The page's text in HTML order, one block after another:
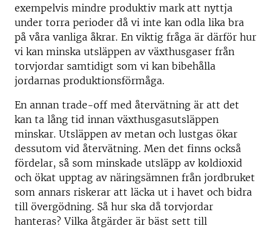
exempelvis mindre produktiv mark att nyttja
under torra perioder då vi inte kan odla lika bra
på våra vanliga åkrar. En viktig fråga är därför hur
vi kan minska utsläppen av växthusgaser från
torvjordar samtidigt som vi kan bibehålla
jordarnas produktionsförmåga.
En annan trade-off med återvätning är att det
kan ta lång tid innan växthusgasutsläppen
minskar. Utsläppen av metan och lustgas ökar
dessutom vid återvätning. Men det finns också
fördelar, så som minskade utsläpp av koldioxid
och ökat upptag av näringsämnen från jordbruket
som annars riskerar att läcka ut i havet och bidra
till övergödning. Så hur ska då torvjordar
hanteras? Vilka åtgärder är bäst sett till